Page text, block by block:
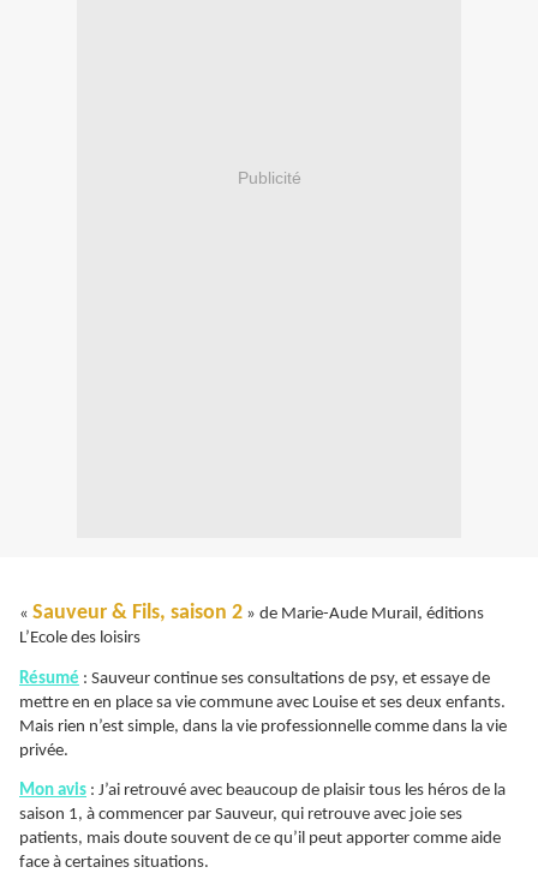
Publicité
« Sauveur & Fils, saison 2 » de Marie-Aude Murail, éditions
L’Ecole des loisirs
Résumé : Sauveur continue ses consultations de psy, et essaye de
mettre en en place sa vie commune avec Louise et ses deux enfants.
Mais rien n’est simple, dans la vie professionnelle comme dans la vie
privée.
Mon avis : J’ai retrouvé avec beaucoup de plaisir tous les héros de la
saison 1, à commencer par Sauveur, qui retrouve avec joie ses
patients, mais doute souvent de ce qu’il peut apporter comme aide
face à certaines situations.